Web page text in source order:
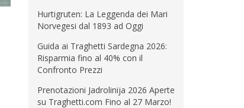
Hurtigruten: La Leggenda dei Mari
Norvegesi dal 1893 ad Oggi
Guida ai Traghetti Sardegna 2026:
Risparmia fino al 40% con il
Confronto Prezzi
Prenotazioni Jadrolinija 2026 Aperte
su Traghetti.com Fino al 27 Marzo!